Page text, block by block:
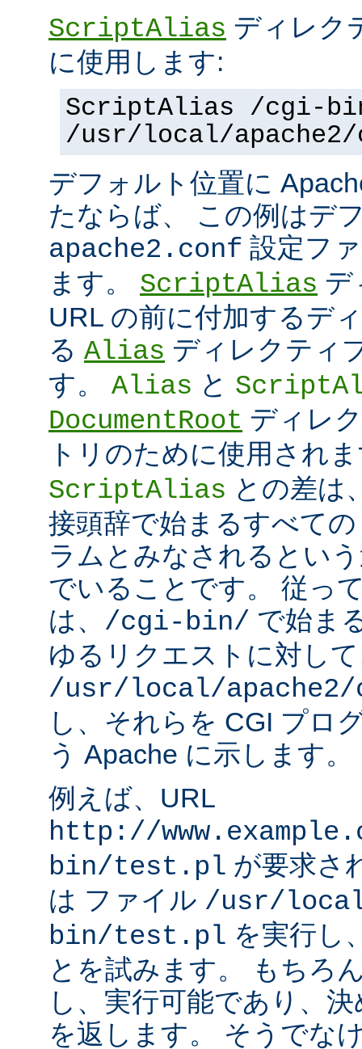
ScriptAlias ディレク
に使用します:
ScriptAlias /cgi-
/usr/local/
デフォルト位置に
たならば、 この例はデ
apache2.conf 設定フ
ます。 ScriptAlias デ
URL の前に付加するデ
る Alias ディレクティ
す。 Alias と
DocumentRoot ディレ
トリのために使用され
ScriptAlias との差は
接頭辞で始まるすべて
ラムとみなされるとい
でいることです。 従っ
は、 /cgi-bin/ で始ま
ゆるリクエストに対し
/usr/local/
し、それらを CGI プロ
う Apache に示します。
例えば、URL
http://
bin/test.pl が要求さ
は ファイル /usr/
bin/test.pl を実行し
とを試みます。 もちろ
し、実行可能であり、
を返します。 そうでな